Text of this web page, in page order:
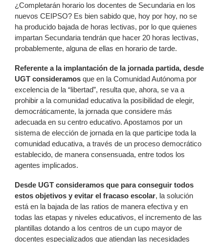
¿Completarán horario los docentes de Secundaria en los
nuevos CEIPSO? Es bien sabido que, hoy por hoy, no se
ha producido bajada de horas lectivas, por lo que quienes
impartan Secundaria tendrán que hacer 20 horas lectivas,
probablemente, alguna de ellas en horario de tarde.
Referente a la implantación de la jornada partida, desde
UGT consideramos que en la Comunidad Autónoma por
excelencia de la “libertad”, resulta que, ahora, se va a
prohibir a la comunidad educativa la posibilidad de elegir,
democráticamente, la jornada que considere más
adecuada en su centro educativo. Apostamos por un
sistema de elección de jornada en la que participe toda la
comunidad educativa, a través de un proceso democrático
establecido, de manera consensuada, entre todos los
agentes implicados.
Desde UGT consideramos que para conseguir todos
estos objetivos y evitar el fracaso escolar, la solución
está en la bajada de las ratios de manera efectiva y en
todas las etapas y niveles educativos, el incremento de las
plantillas dotando a los centros de un cupo mayor de
docentes especializados que atiendan las necesidades